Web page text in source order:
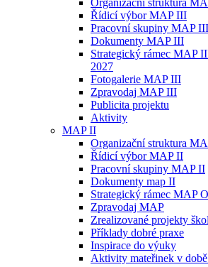
Organizační struktura
Řídicí výbor MAP III
Pracovní skupiny MAP III
Dokumenty MAP III
Strategický rámec MAP
2027
Fotogalerie MAP III
Zpravodaj MAP III
Publicita projektu
Aktivity
MAP II
Organizační struktura
Řídicí výbor MAP II
Pracovní skupiny MAP II
Dokumenty map II
Strategický rámec MAP
Zpravodaj MAP
Zrealizované projekty škol
Příklady dobré praxe
Inspirace do výuky
Aktivity mateřinek v